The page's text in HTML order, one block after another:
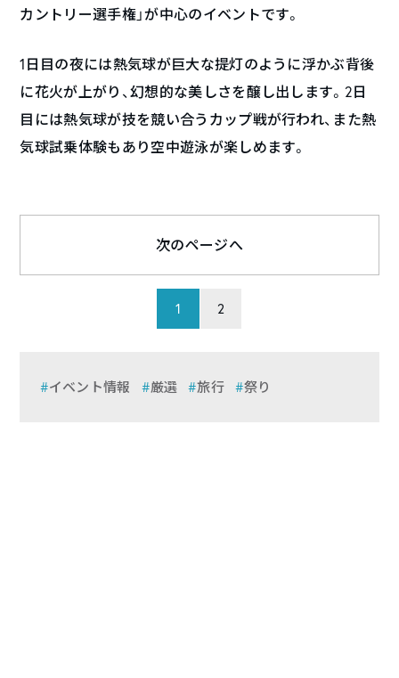
カントリー選手権」が中心のイベントです。
1日目の夜には熱気球が巨大な提灯のように浮かぶ背後
に花火が上がり、幻想的な美しさを醸し出します。2日
目には熱気球が技を競い合うカップ戦が行われ、また熱
気球試乗体験もあり空中遊泳が楽しめます。
1 2
次のページへ
イベント情報 厳選 旅行 祭り